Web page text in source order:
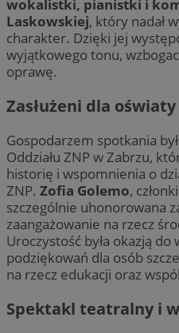
wokalistki, pianistki i
Laskowskiej, który nadał
charakter. Dzięki jej
wyjątkowego tonu,
oprawę.
Zasłużeni dla oświaty
Gospodarzem spotkania
Oddziału ZNP w Zabrzu,
historię i wspomnienia o
ZNP. Zofia Golemo,
szczególnie uhonorowana
zaangażowanie na rzecz
Uroczystość była okazją
podziękowań dla osób
na rzecz edukacji oraz
Spektakl teatralny i